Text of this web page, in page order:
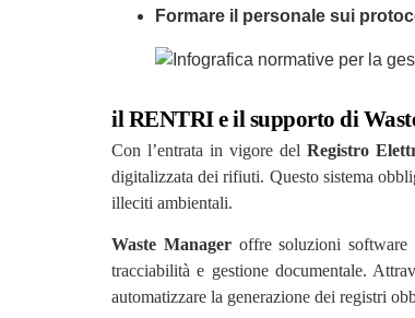
Formare il personale sui
il RENTRI e il supporto di
Con l’entrata in vigore delRegistro
digitalizzata dei rifiuti. Questo sistema
illeciti ambientali.
Waste Manageroffre soluzioni software
tracciabilità e gestione documentale.
automatizzare la generazione dei registri